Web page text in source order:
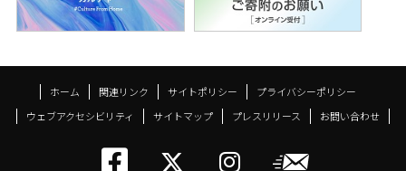
ホーム 関連リンク サイトポリシー
プライバシーポリシー
ウェブアクセシビリティ
サイトマップ プレスリリース お問い合わせ
トーキョーアーツ